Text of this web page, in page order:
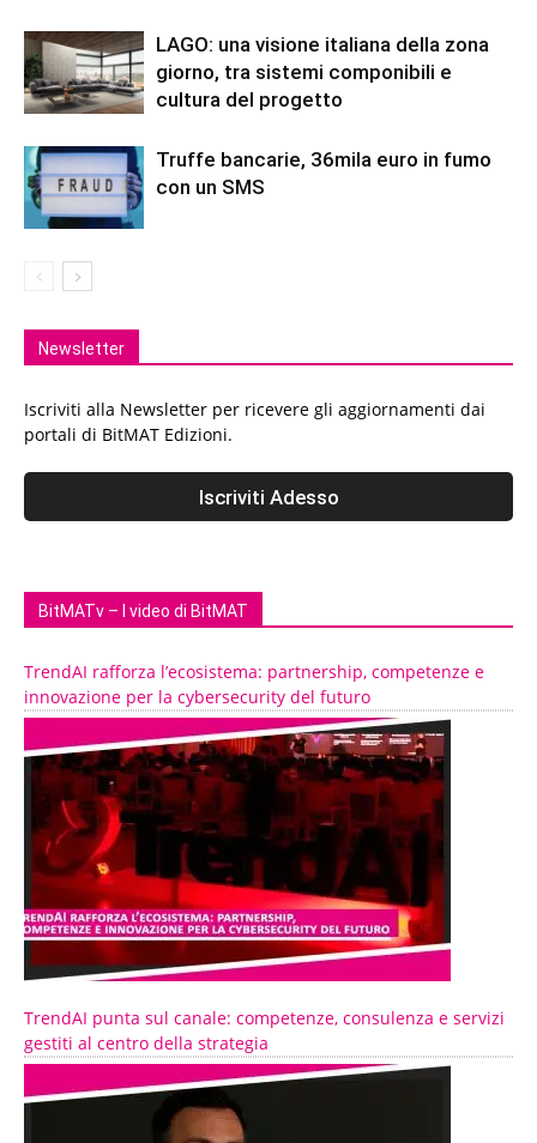
LAGO: una visione italiana della zona
giorno, tra sistemi componibili e
cultura del progetto
Truffe bancarie, 36mila euro in fumo
con un SMS
Newsletter
Iscriviti alla Newsletter per ricevere gli aggiornamenti dai
portali di BitMAT Edizioni.
BitMATv – I video di BitMAT
TrendAI rafforza l’ecosistema: partnership, competenze e
innovazione per la cybersecurity del futuro
TrendAI punta sul canale: competenze, consulenza e servizi
gestiti al centro della strategia